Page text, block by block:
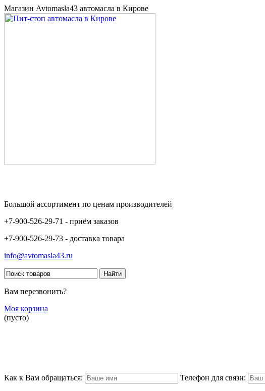
Магазин Avtomasla43 автомасла в Кирове
Большой ассортимент по ценам производителей
+7-900-526-29-71 - приём заказов
+7-900-526-29-73 - доставка товара
info@avtomasla43.ru
Вам перезвонить?
Моя корзина
(пусто)
Как к Вам обращаться: Телефон для связи: